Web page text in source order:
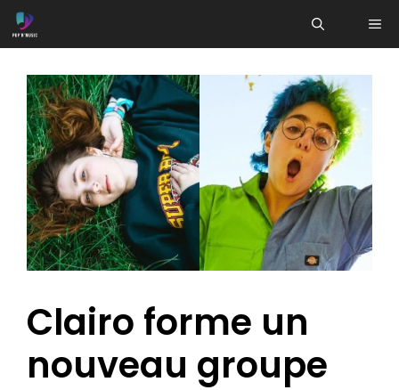
Aller
au
Clairo forme un
nouveau groupe